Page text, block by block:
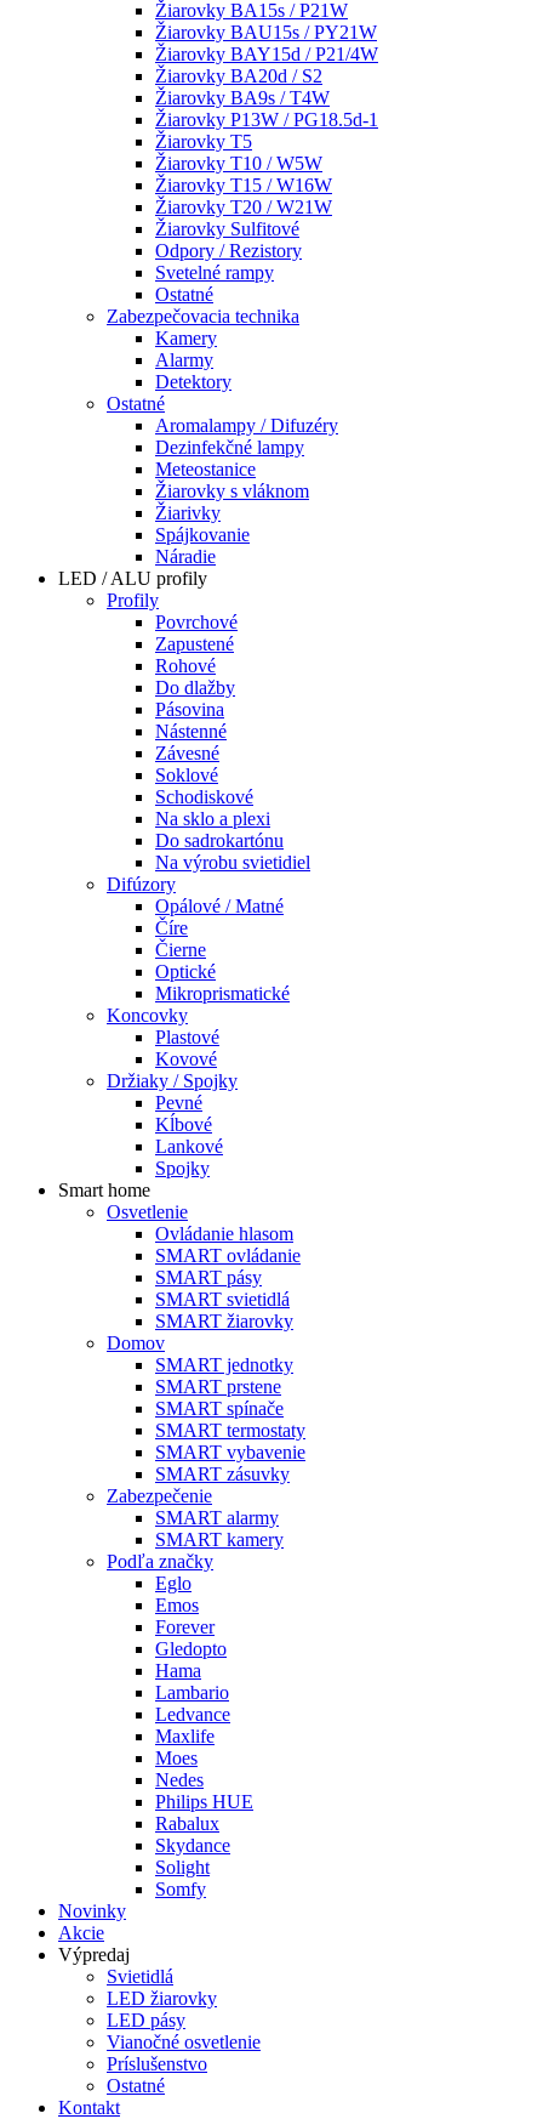
Žiarovky BA15s / P21W
Žiarovky BAU15s / PY21W
Žiarovky BAY15d / P21/4W
Žiarovky BA20d / S2
Žiarovky BA9s / T4W
Žiarovky P13W / PG18.5d-1
Žiarovky T5
Žiarovky T10 / W5W
Žiarovky T15 / W16W
Žiarovky T20 / W21W
Žiarovky Sulfitové
Odpory / Rezistory
Svetelné rampy
Ostatné
Zabezpečovacia technika
Kamery
Alarmy
Detektory
Ostatné
Aromalampy / Difuzéry
Dezinfekčné lampy
Meteostanice
Žiarovky s vláknom
Žiarivky
Spájkovanie
Náradie
LED / ALU profily
Profily
Povrchové
Zapustené
Rohové
Do dlažby
Pásovina
Nástenné
Závesné
Soklové
Schodiskové
Na sklo a plexi
Do sadrokartónu
Na výrobu svietidiel
Difúzory
Opálové / Matné
Číre
Čierne
Optické
Mikroprismatické
Koncovky
Plastové
Kovové
Držiaky / Spojky
Pevné
Kĺbové
Lankové
Spojky
Smart home
Osvetlenie
Ovládanie hlasom
SMART ovládanie
SMART pásy
SMART svietidlá
SMART žiarovky
Domov
SMART jednotky
SMART prstene
SMART spínače
SMART termostaty
SMART vybavenie
SMART zásuvky
Zabezpečenie
SMART alarmy
SMART kamery
Podľa značky
Eglo
Emos
Forever
Gledopto
Hama
Lambario
Ledvance
Maxlife
Moes
Nedes
Philips HUE
Rabalux
Skydance
Solight
Somfy
Novinky
Akcie
Výpredaj
Svietidlá
LED žiarovky
LED pásy
Vianočné osvetlenie
Príslušenstvo
Ostatné
Kontakt